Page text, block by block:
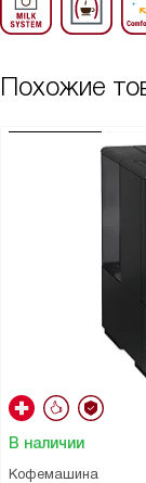
Похожие
В наличии
Кофемашина